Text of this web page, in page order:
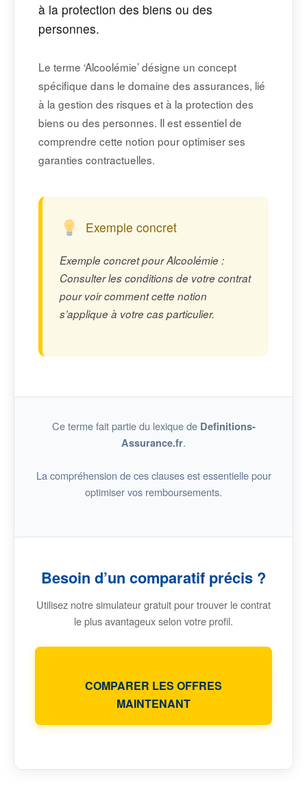
à la protection des biens ou des
personnes.
Le terme ‘Alcoolémie’ désigne un concept
spécifique dans le domaine des assurances, lié
à la gestion des risques et à la protection des
biens ou des personnes. Il est essentiel de
comprendre cette notion pour optimiser ses
garanties contractuelles.
Exemple concret
Exemple concret pour Alcoolémie :
Consulter les conditions de votre contrat
pour voir comment cette notion
s’applique à votre cas particulier.
Ce terme fait partie du lexique de Definitions-
Assurance.fr.
La compréhension de ces clauses est essentielle pour
optimiser vos remboursements.
Besoin d’un comparatif précis ?
Utilisez notre simulateur gratuit pour trouver le contrat
le plus avantageux selon votre profil.
COMPARER LES OFFRES
MAINTENANT